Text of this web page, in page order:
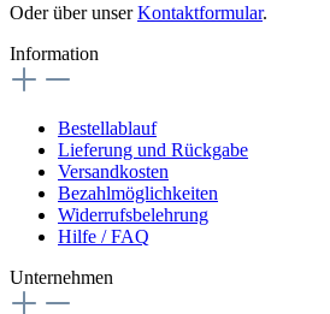
Oder über unserKontaktformular.
Information
Bestellablauf
Lieferung und Rückgabe
Versandkosten
Bezahlmöglichkeiten
Widerrufsbelehrung
Hilfe / FAQ
Unternehmen